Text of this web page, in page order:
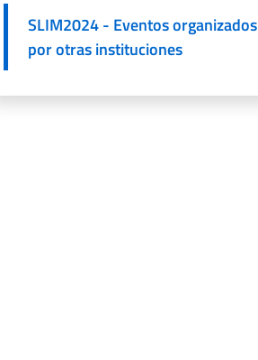
SLIM2024 - Eventos organizados
por otras instituciones